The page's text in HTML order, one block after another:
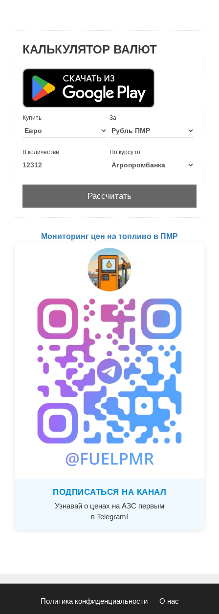
КАЛЬКУЛЯТОР ВАЛЮТ
Купить За
В количестве По курсу от
Мониторинг цен на топливо в ПМР
ПОДПИСАТЬСЯ НА КАНАЛ
Узнавай о ценах на АЗС первым
в Telegram!
Политика конфиденциальности О нас